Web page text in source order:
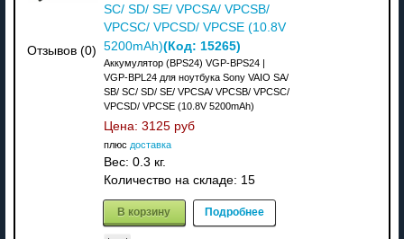
Отзывов (0)
SC/ SD/ SE/ VPCSA/ VPCSB/
VPCSC/ VPCSD/ VPCSE (10.8V
5200mAh)(Код: 15265)
Аккумулятор (BPS24) VGP-BPS24 |
VGP-BPL24 для ноутбука Sony VAIO SA/
SB/ SC/ SD/ SE/ VPCSA/ VPCSB/ VPCSC/
VPCSD/ VPCSE (10.8V 5200mAh)
Цена: 3125 руб
плюс доставка
Вес: 0.3 кг.
Количество на складе: 15
В корзину Подробнее